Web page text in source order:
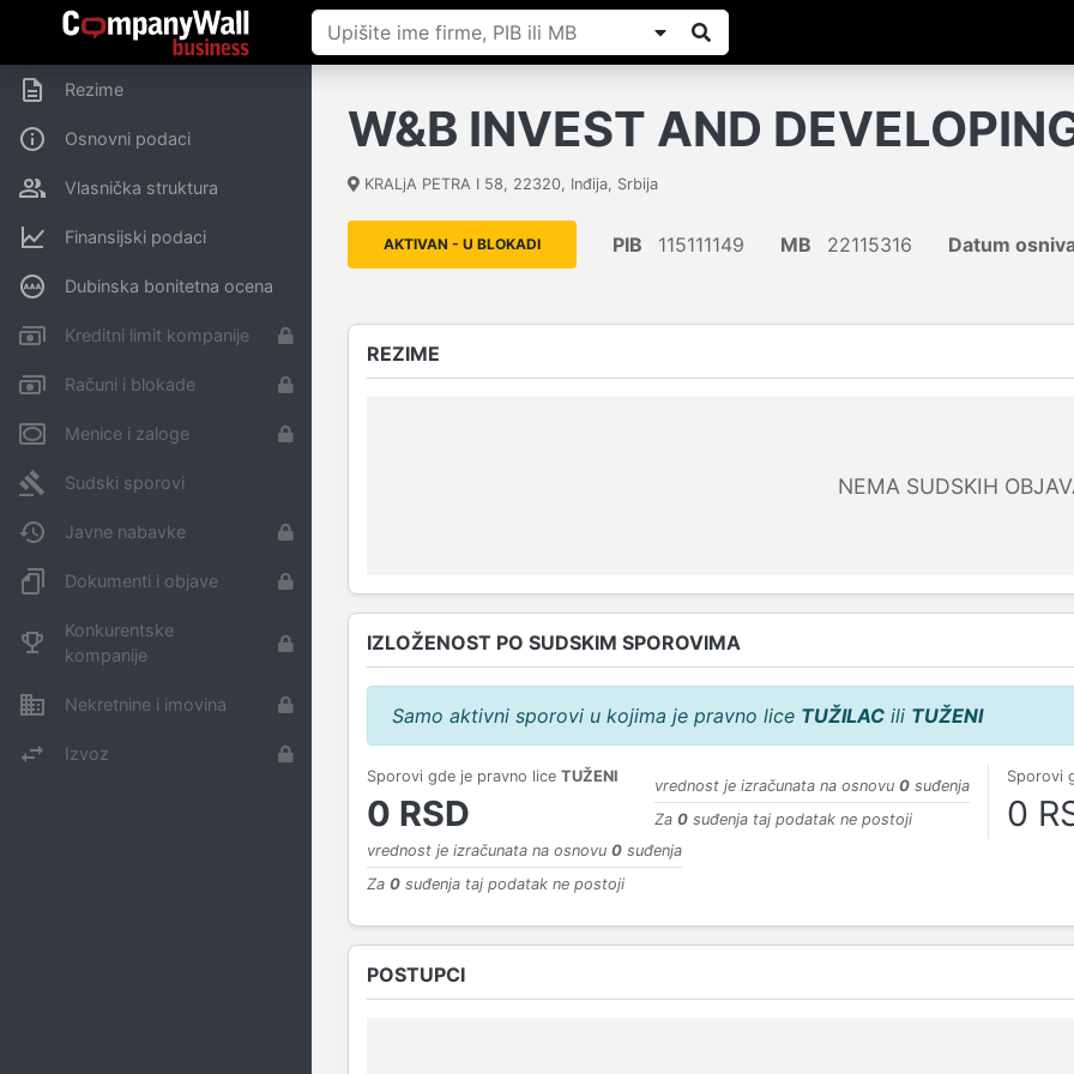
Rezime
Osnovni podaci
Vlasnička struktura
Finansijski podaci
Dubinska bonitetna ocena
Kreditni limit kompanije
Računi i blokade
Menice i zaloge
Sudski sporovi
Javne nabavke
Dokumenti i objave
Konkurentske
kompanije
Nekretnine i imovina
Izvoz
W&B INVEST AND
KRALjA PETRA I 58, 22320, Inđija, Srbija
AKTIVAN - U BLOKADI PIB 115111149 MB 22115316 Datum
REZIME
NEMA SUDSKIH
IZLOŽENOST PO SUDSKIM SPOROVIMA
Samo aktivni sporovi u kojima je pravno lice TUŽILAC ili TUŽENI
Sporovi gde je pravno lice TUŽENI
0 RSD
vrednost je izračunata na osnovu 0 suđenja
Za 0 suđenja taj podatak ne postoji
Sporovi
0
vrednost je izračunata na osnovu 0 suđenja
Za 0 suđenja taj podatak ne postoji
POSTUPCI